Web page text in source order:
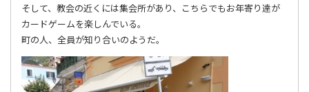
そして、教会の近くには集会所があり、こちらでもお年寄り達が
カードゲームを楽しんでいる。
町の人、全員が知り合いのようだ。